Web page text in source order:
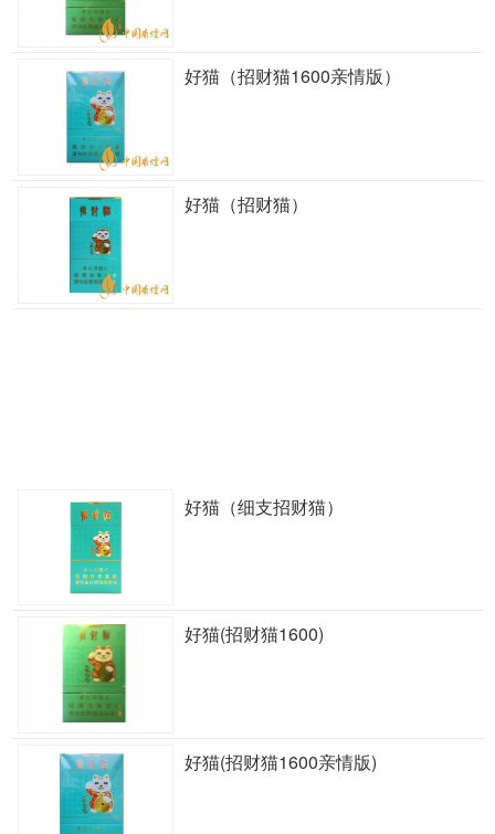
好猫（招财猫1600亲情版）
好猫（招财猫）
好猫（细支招财猫）
好猫(招财猫1600)
好猫(招财猫1600亲情版)